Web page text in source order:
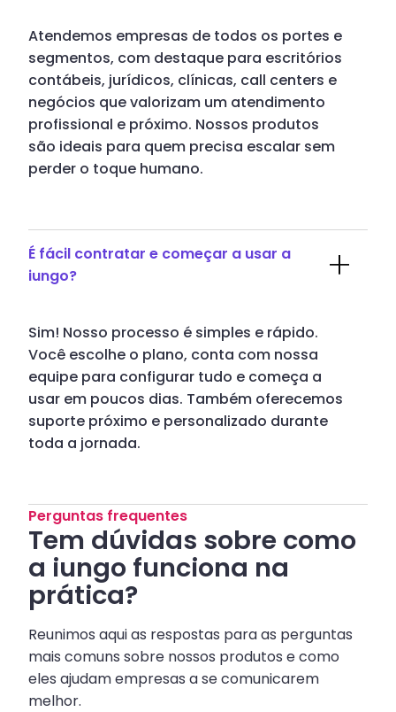
Perguntas frequentes
Tem dúvidas sobre como
a iungo funciona na
prática?
Reunimos aqui as respostas para as perguntas
mais comuns sobre nossos produtos e como
eles ajudam empresas a se comunicarem
melhor.
Atendemos empresas de todos os portes e
segmentos, com destaque para escritórios
contábeis, jurídicos, clínicas, call centers e
negócios que valorizam um atendimento
profissional e próximo. Nossos produtos
são ideais para quem precisa escalar sem
perder o toque humano.
É fácil contratar e começar a usar a
iungo?
Sim! Nosso processo é simples e rápido.
Você escolhe o plano, conta com nossa
equipe para configurar tudo e começa a
usar em poucos dias. Também oferecemos
suporte próximo e personalizado durante
toda a jornada.